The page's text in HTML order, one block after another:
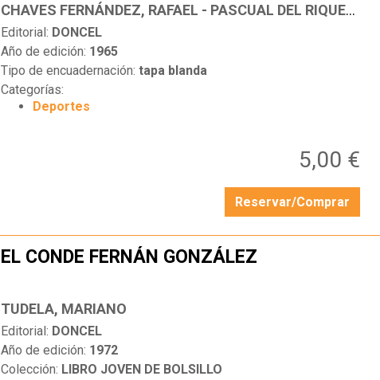
CHAVES FERNÁNDEZ, RAFAEL - PASCUAL DEL RIQUELME, ANTONIO
Editorial: DONCEL
Año de edición: 1965
Tipo de encuadernación: tapa blanda
Categorías:
Deportes
5,00 €
Reservar/Comprar
EL CONDE FERNÁN GONZÁLEZ
TUDELA, MARIANO
Editorial: DONCEL
Año de edición: 1972
Colección: LIBRO JOVEN DE BOLSILLO